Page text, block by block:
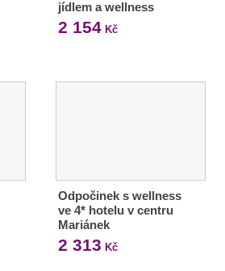
jídlem a wellness
2 154Kč
Odpočinek s wellness
ve 4* hotelu v centru
Mariánek
2 313 Kč